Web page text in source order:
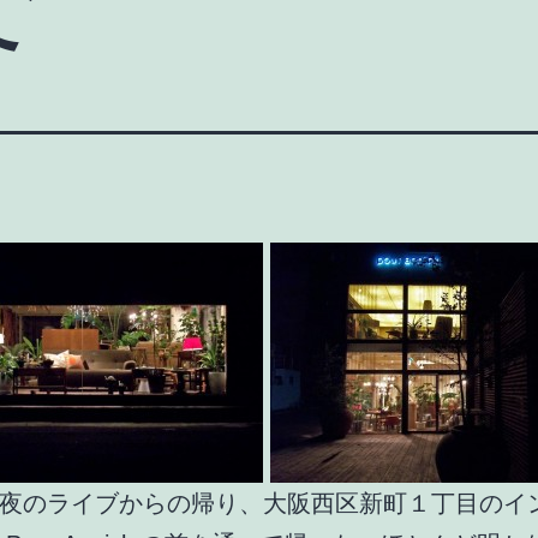
のライブからの帰り、大阪西区新町１丁目のイ